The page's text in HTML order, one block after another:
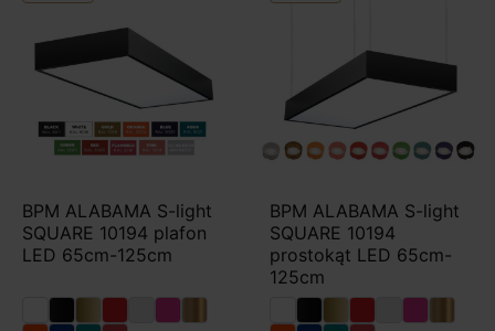
BPM ALABAMA S-light
SQUARE 10194 plafon
LED 65cm-125cm
BPM ALABAMA S-light
SQUARE 10194
prostokąt LED 65cm-
125cm